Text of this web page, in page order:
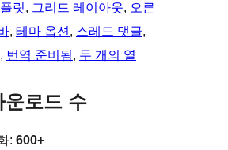
릿, 그리드 레이아웃, 오른
, 테마 옵션 , 스레드 댓글
, 번역 준비됨, 두 개의 열
운로드 수
: 600+